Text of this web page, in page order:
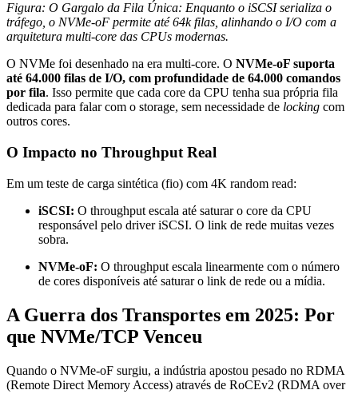
Figura: O Gargalo da Fila Única: Enquanto o iSCSI serializa o
tráfego, o NVMe-oF permite até 64k filas, alinhando o I/O com a
arquitetura multi-core das CPUs modernas.
O NVMe foi desenhado na era multi-core. O NVMe-oF suporta
até 64.000 filas de I/O, com profundidade de 64.000 comandos
por fila. Isso permite que cada core da CPU tenha sua própria fila
dedicada para falar com o storage, sem necessidade de locking com
outros cores.
O Impacto no Throughput Real
Em um teste de carga sintética (fio) com 4K random read:
iSCSI: O throughput escala até saturar o core da CPU
responsável pelo driver iSCSI. O link de rede muitas vezes
sobra.
NVMe-oF: O throughput escala linearmente com o número
de cores disponíveis até saturar o link de rede ou a mídia.
A Guerra dos Transportes em 2025: Por
que NVMe/TCP Venceu
Quando o NVMe-oF surgiu, a indústria apostou pesado no RDMA
(Remote Direct Memory Access) através de RoCEv2 (RDMA over